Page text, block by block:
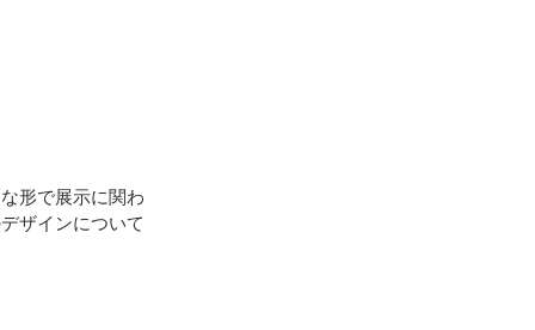
形で展示に関わ
ザインについて